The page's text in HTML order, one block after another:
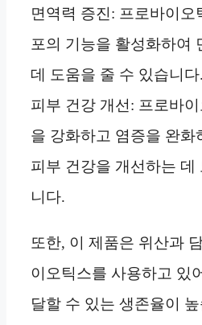
면역력 증진: 프로바이오
포의 기능을 활성화하여
데 도움을 줄 수 있습니다.
피부 건강 개선: 프로바
을 강화하고 염증을 완화
피부 건강을 개선하는 데
니다.
또한, 이 제품은 위산과
이오틱스를 사용하고 있
달할 수 있는 생존율이